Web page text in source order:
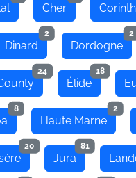
Cher
Dinard
2
Dordogne
2
24
Élide
18
8
Haute Marne
2
20
Jura
81